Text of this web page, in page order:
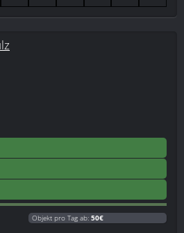
Objekt pro Tag ab: 50€